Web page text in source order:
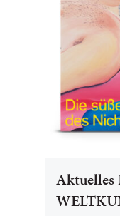
Aktuelles